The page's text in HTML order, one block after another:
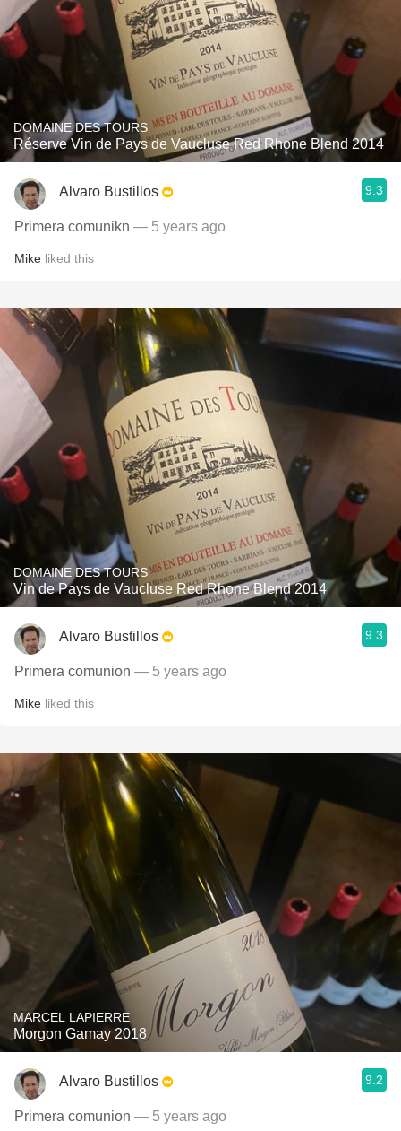
DOMAINE DES TOURS
Réserve Vin de Pays de Vaucluse Red Rhone Blend 2014
Alvaro Bustillos 9.3
Primera comunikn — 5 years ago
Mike liked this
DOMAINE DES TOURS
Vin de Pays de Vaucluse Red Rhone Blend 2014
Alvaro Bustillos 9.3
Primera comunion — 5 years ago
Mike liked this
MARCEL LAPIERRE
Morgon Gamay 2018
Alvaro Bustillos 9.2
Primera comunion — 5 years ago